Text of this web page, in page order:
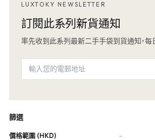
LUXTOKY NEWSLETTER
訂閱此系列新貨通知
率先收到此系列最新二手手袋到貨通知，每
篩選
價格範圍 (HKD) −